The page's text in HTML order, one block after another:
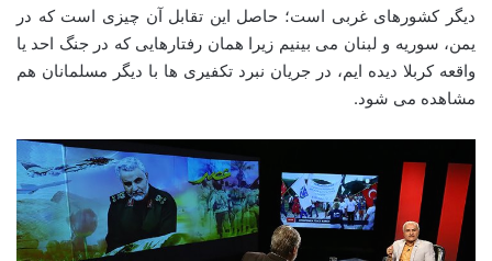
دیگر کشورهای غربی است؛ حاصل این تقابل آن چیزی است که در
یمن، سوریه و لبنان می بینیم زیرا همان رفتارهایی که در جنگ احد یا
واقعه کربلا دیده ایم، در جریان نبرد تکفیری ها با دیگر مسلمانان هم
مشاهده می شود.